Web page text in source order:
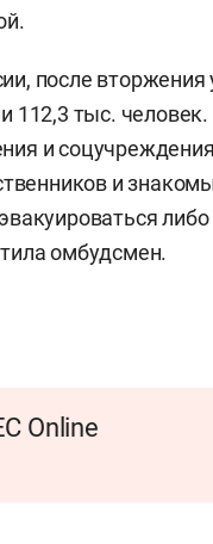
после вторжения
112,3 тыс.
и
и
омбудсмен.
Online